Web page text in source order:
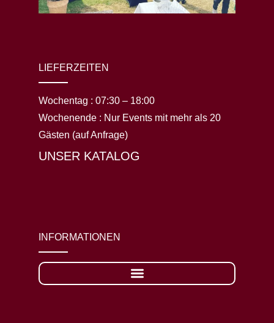
LIEFERZEITEN
Wochentag : 07:30 – 18:00
Wochenende : Nur Events mit mehr als 20
Gästen (auf Anfrage)
UNSER KATALOG
INFORMATIONEN